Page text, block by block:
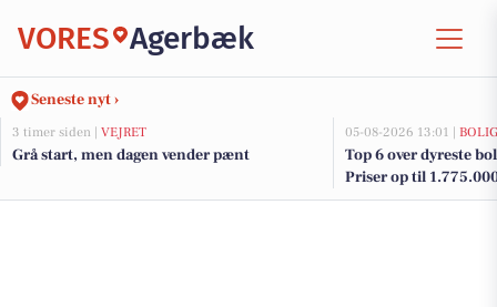
VORES Agerbæk
Seneste nyt ›
3 timer siden | VEJRET
Grå start, men dagen vender pænt
05-08-2026 13:01 |
Top 6 over dyreste
Priser op til